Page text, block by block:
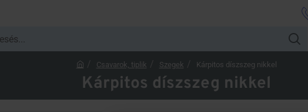
Kárpitos díszszeg nikkel
Csavarok, tiplik Szegek Kárpitos díszszeg nikkel